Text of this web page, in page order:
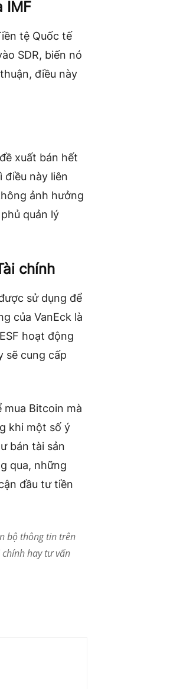
IMF
tệ Quốc tế
SDR, biến nó
điều này
xuất bán hết
điều này liên
ảnh hưởng
quản lý
chính
sử dụng để
của VanEck là
hoạt động
sẽ cung cấp
mua Bitcoin mà
khi một số ý
bán tài sản
qua, những
đầu tư tiền
bộ thông tin trên
hay tư vấn